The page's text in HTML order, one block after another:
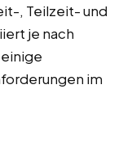
, Teilzeit- und
je nach
im